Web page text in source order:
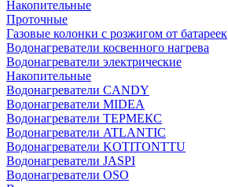
Накопительные
Проточные
Газовые колонки с розжигом от батареек
Водонагреватели косвенного нагрева
Водонагреватели электрические
Накопительные
Водонагреватели CANDY
Водонагреватели MIDEA
Водонагреватели ТЕРМЕКС
Водонагреватели ATLANTIC
Водонагреватели KOTITONTTU
Водонагреватели JASPI
Водонагреватели OSO